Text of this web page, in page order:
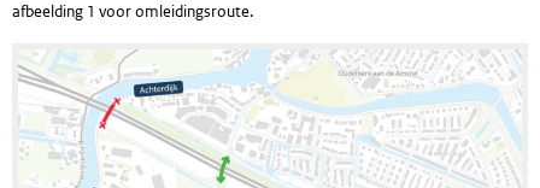
afbeelding 1 voor omleidingsroute.